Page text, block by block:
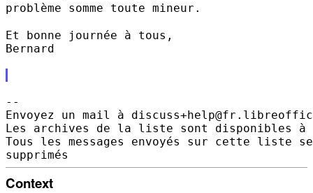
problème somme toute mineur.
Et bonne journée à tous,
Bernard
--
Envoyez un mail à
Les archives de la liste sont disponibles à
Tous les messages envoyés sur cette liste
Context